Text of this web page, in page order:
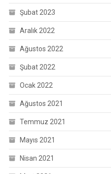
Şubat 2023
Aralık 2022
Ağustos 2022
Şubat 2022
Ocak 2022
Ağustos 2021
Temmuz 2021
Mayıs 2021
Nisan 2021